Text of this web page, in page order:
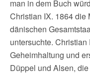
man in dem Buch
Christian IX. 1864 die
dänischen
untersuchte.
Geheimhaltung und
Düppel und Alsen,